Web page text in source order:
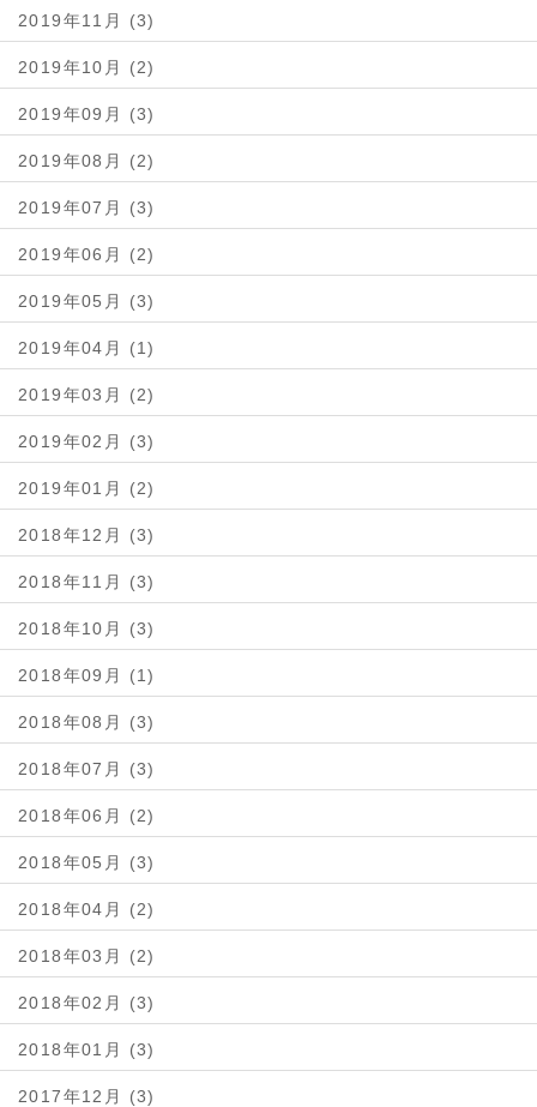
2019年11月 (3)
2019年10月 (2)
2019年09月 (3)
2019年08月 (2)
2019年07月 (3)
2019年06月 (2)
2019年05月 (3)
2019年04月 (1)
2019年03月 (2)
2019年02月 (3)
2019年01月 (2)
2018年12月 (3)
2018年11月 (3)
2018年10月 (3)
2018年09月 (1)
2018年08月 (3)
2018年07月 (3)
2018年06月 (2)
2018年05月 (3)
2018年04月 (2)
2018年03月 (2)
2018年02月 (3)
2018年01月 (3)
2017年12月 (3)